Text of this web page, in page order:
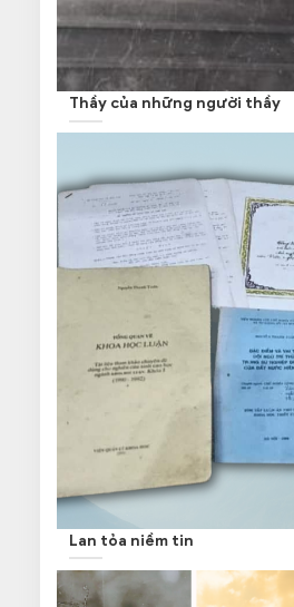
Thầy của những người thầy
Lan tỏa niềm tin